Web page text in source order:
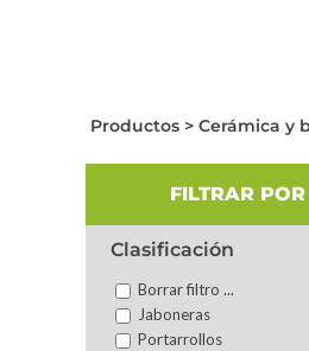
INICIO PRODUCTOS
Productos > Cerámica y
FILTRAR POR
Clasificación
Borrar filtro ...
Jaboneras
Portarrollos